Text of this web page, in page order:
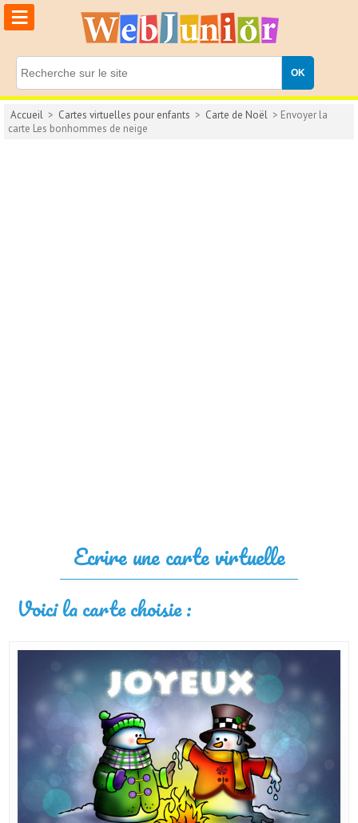
≡
Accueil > Cartes virtuelles pour enfants > Carte de Noël > Envoyer la
carte Les bonhommes de neige
Ecrire une carte virtuelle
Voici la carte choisie :